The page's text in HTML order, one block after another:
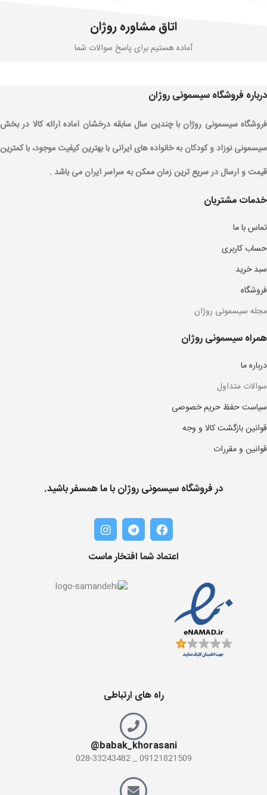
اتاق مشاوره روژان
آماده هستیم برای پاسخ سوالات شما
درباره فروشگاه سیسمونی روژان
فروشگاه سیسمونی روژان با چندین سال سابقه درخشان آماده ارائه کالا در بخش
سیسمونی نوزاد و کودکان به خانواده های ایرانی با بهترین کیفیت موجود، با کمترین
قیمت و ارسال در سریع ترین زمان ممکن به سراسر ایران می باشد .
خدمات مشتریان
تماس با ما
حساب کاربری
سبد خرید
فروشگاه
مجله سیسمونی روژان
همراه سیسمونی روژان
درباره ما
سوالات متداول
سیاست حفظ حریم خصوصی
قوانین بازگشت کالا و وجه
قوانین و مقررات
در فروشگاه سیسمونی روژان با ما همسفر باشید.
اعتماد شما افتخار ماست
راه های ارتباطی
babak_khorasani@
09121821509 _ 028-33243482